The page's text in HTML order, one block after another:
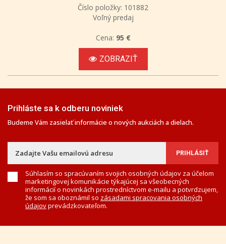
Číslo položky: 101882
Voľný predaj
Cena: 95 €
ZOBRAZIŤ
Prihláste sa k odberu noviniek
Budeme Vám zasielať informácie o nových aukciách a dielach.
Súhlasím so spracúvaním svojich osobných údajov za účelom
marketingovej komunikácie týkajúcej sa všeobecných
informácií o novinkách prostredníctvom e-mailu a potvrdzujem,
že som sa oboznámil so zásadami spracovania osobných
údajovprevádzkovateľom.